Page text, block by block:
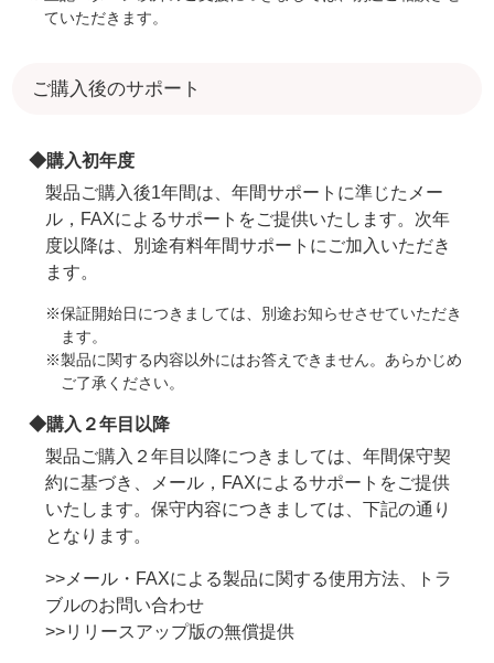
ていただきます。
ご購入後のサポート
◆購入初年度
製品ご購入後1年間は、年間サポートに準じたメー
ル，FAXによるサポートをご提供いたします。次年
度以降は、別途有料年間サポートにご加入いただき
ます。
※保証開始日につきましては、別途お知らせさせていただき
ます。
※製品に関する内容以外にはお答えできません。あらかじめ
ご了承ください。
◆購入２年目以降
製品ご購入２年目以降につきましては、年間保守契
約に基づき、メール，FAXによるサポートをご提供
いたします。保守内容につきましては、下記の通り
となります。
>>メール・FAXによる製品に関する使用方法、トラ
ブルのお問い合わせ
>>リリースアップ版の無償提供